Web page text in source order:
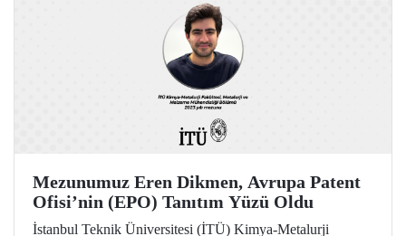
Mezunumuz Eren Dikmen, Avrupa Patent
Ofisi’nin (EPO) Tanıtım Yüzü Oldu
İstanbul Teknik Üniversitesi (İTÜ) Kimya-Metalurji